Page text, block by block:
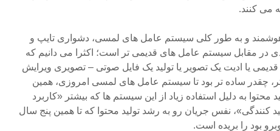
می کنند.
و به طور کلی سیستم عامل های لمسی، دشواری تایپ و
در مقابل سیستم عامل های قدیمی تر است؛ اکثرا می دانیم که
یا ادیت یک تصویر یا تولید یک فایل صوتی – تصویری ویرایش
چقدر ساده تر بود تا سیستم عامل های لمسی امروزی، همین
به دلیل استفاده زیاد از این سیستم ها که بیشتر «کاربرد
کنندگی»، نفس جریان رو به رشد تولید محتوا که تا همین پنج سال
بود را بریده است.